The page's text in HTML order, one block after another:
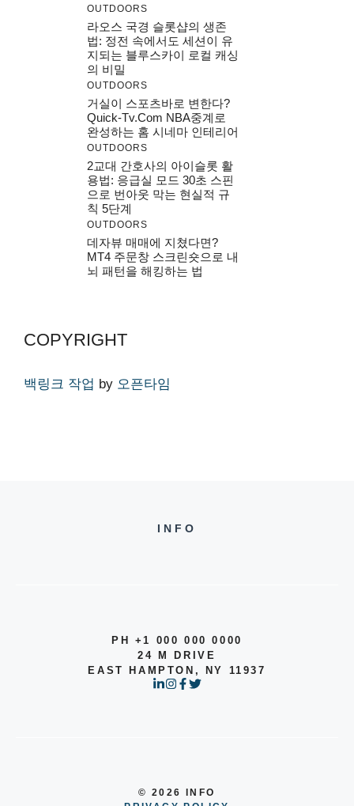
OUTDOORS
라오스 국경 슬롯샵의 생존
법: 정전 속에서도 세션이 유
지되는 블루스카이 로컬 캐싱
의 비밀
OUTDOORS
거실이 스포츠바로 변한다?
Quick-Tv.com NBA중계로
완성하는 홈 시네마 인테리어
OUTDOORS
2교대 간호사의 아이슬롯 활
용법: 응급실 모드 30초 스핀
으로 번아웃 막는 현실적 규
칙 5단계
OUTDOORS
데자뷰 매매에 지쳤다면?
MT4 주문창 스크린숏으로 내
뇌 패턴을 해킹하는 법
COPYRIGHT
백링크 작업 by 오픈타임
INFO
PH +1 000 000 0000
24 M DRIVE
EAST HAMPTON, NY 11937
© 2026 INFO